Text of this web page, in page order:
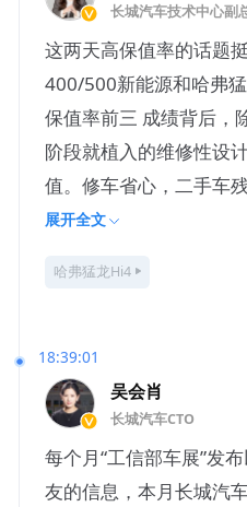
长城汽车技术中心副
这两天高保值率的话题
400/500新能源和哈弗
保值率前三 成绩背后，除了用户信赖，还有研发
阶段就植入的维修性设
值。修车省心，二手车残
性专栏第四期
展开全文
哈弗猛龙Hi4
18:39:01
吴会肖
长城汽车CTO
每个月“工信部车展”发
友的信息，本月长城汽